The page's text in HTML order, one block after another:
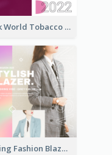
Pink World Tobacco Day Instagram Post
Spring Fashion Blazer Instagram Post